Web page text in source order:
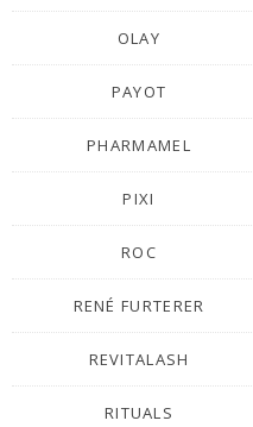
OLAY
PAYOT
PHARMAMEL
PIXI
ROC
RENÉ FURTERER
REVITALASH
RITUALS